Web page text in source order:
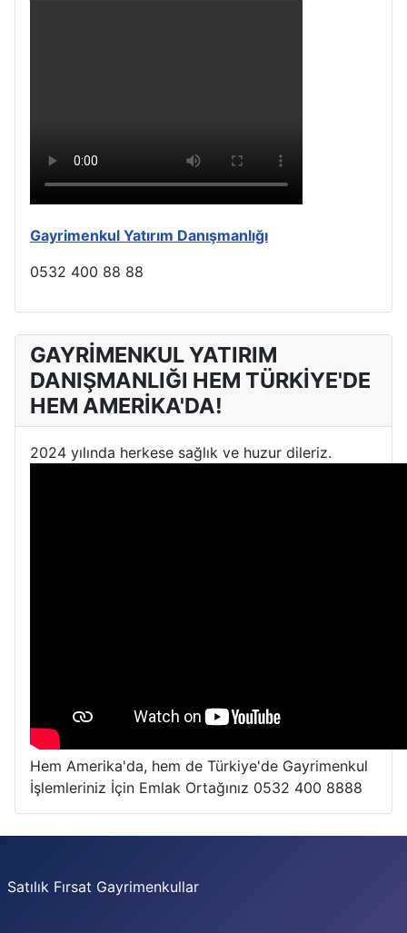
Gayrimenkul Yatırım Danışmanlığı
0532 400 88 88
GAYRİMENKUL YATIRIM
DANIŞMANLIĞI HEM TÜRKİYE'DE
HEM AMERİKA'DA!
2024 yılında herkese sağlık ve huzur dileriz.
Hem Amerika'da, hem de Türkiye'de Gayrimenkul
İşlemleriniz İçin Emlak Ortağınız 0532 400 8888
Satılık Fırsat Gayrimenkullar